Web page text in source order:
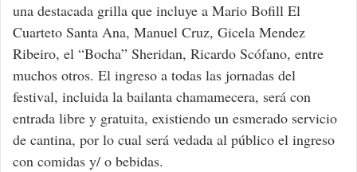
una destacada grilla que incluye a Mario Bofill El
Cuarteto Santa Ana, Manuel Cruz, Gicela Mendez
Ribeiro, el “Bocha” Sheridan, Ricardo Scófano, entre
muchos otros. El ingreso a todas las jornadas del
festival, incluida la bailanta chamamecera, será con
entrada libre y gratuita, existiendo un esmerado servicio
de cantina, por lo cual será vedada al público el ingreso
con comidas y/ o bebidas.